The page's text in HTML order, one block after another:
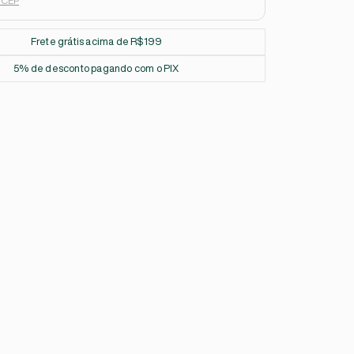
Frete grátis acima de R$199
5% de desconto pagando com o PIX